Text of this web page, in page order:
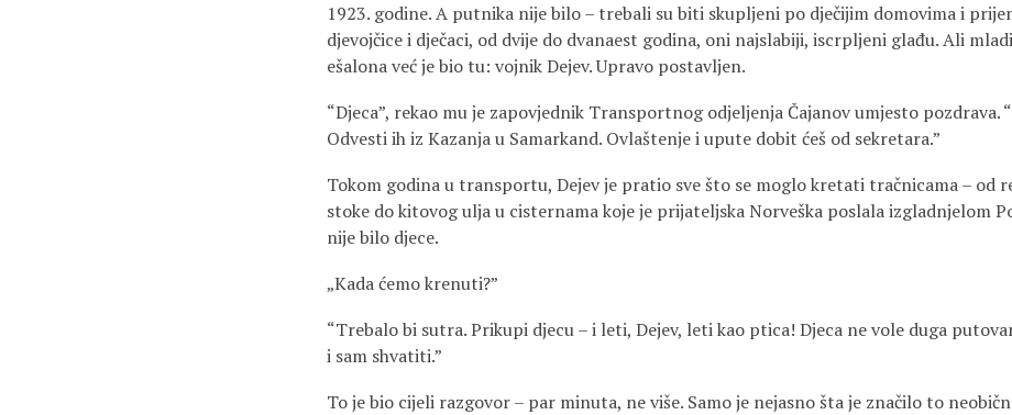
1923. godine. A putnika nije bilo – trebali su biti skupljeni po dječijim domovima i
djevojčice i dječaci, od dvije do dvanaest godina, oni najslabiji, iscrpljeni glađu. Ali
ešalona već je bio tu: vojnik Dejev. Upravo postavljen.
“Djeca”, rekao mu je zapovjednik Transportnog odjeljenja Čajanov umjesto pozdrava.
Odvesti ih iz Kazanja u Samarkand. Ovlaštenje i upute dobit ćeš od sekretara.”
Tokom godina u transportu, Dejev je pratio sve što se moglo kretati tračnicama – od
stoke do kitovog ulja u cisternama koje je prijateljska Norveška poslala izgladnjelom
nije bilo djece.
„Kada ćemo krenuti?”
“Trebalo bi sutra. Prikupi djecu – i leti, Dejev, leti kao ptica! Djeca ne vole duga
i sam shvatiti.”
To je bio cijeli razgovor – par minuta, ne više. Samo je nejasno šta je značilo to